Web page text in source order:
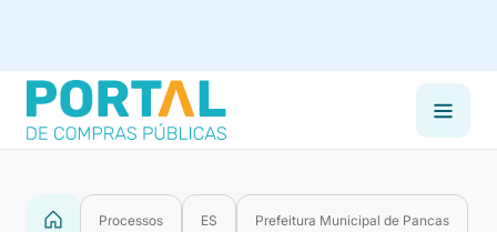
Processos ES Prefeitura Municipal de Pancas